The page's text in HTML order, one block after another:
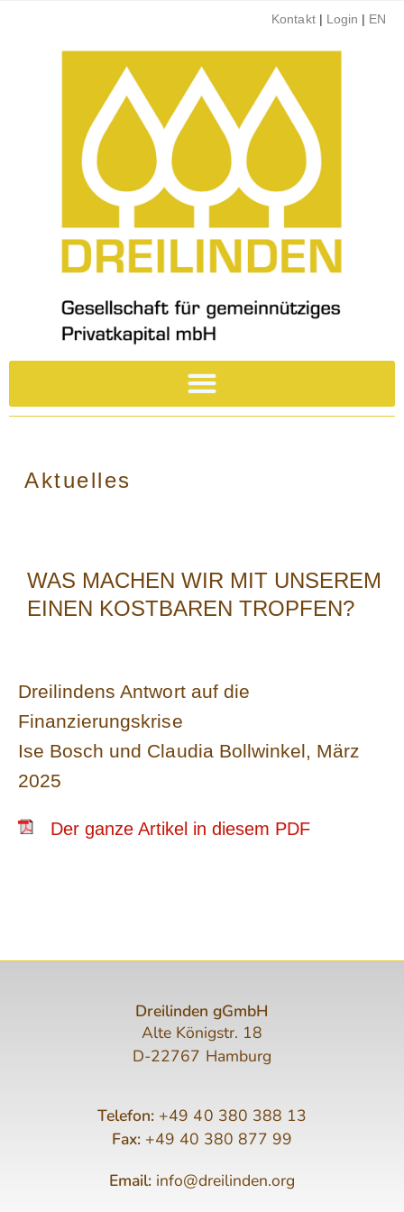
Kontakt| Login | EN
Aktuelles
WAS MACHEN WIR MIT UNSEREM
EINEN KOSTBAREN TROPFEN?
Dreilindens Antwort auf die
Finanzierungskrise
Ise Bosch und Claudia Bollwinkel, März
2025
Der ganze Artikel in diesem PDF
Dreilinden gGmbH
Alte Königstr. 18
D-22767 Hamburg
Telefon: +49 40 380 388 13
Fax:+49 40 380 877 99
Email: info@dreilinden.org